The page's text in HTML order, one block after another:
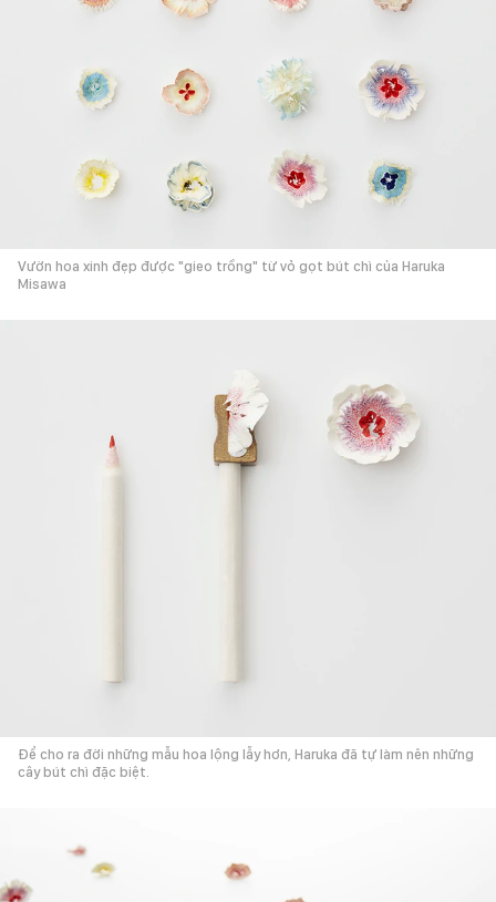
Vườn hoa xinh đẹp được "gieo trồng" từ vỏ gọt bút chì của Haruka
Misawa
Để cho ra đời những mẫu hoa lộng lẫy hơn, Haruka đã tự làm nên những
cây bút chì đặc biệt.